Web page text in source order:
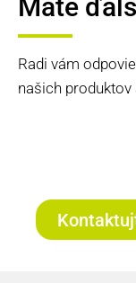
Máte
Radi vám
našich